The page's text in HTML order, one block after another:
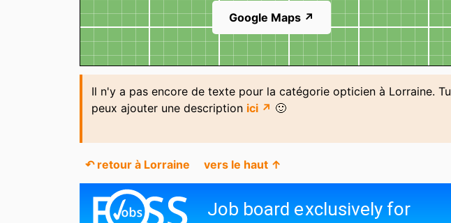
Google Maps ↗
Il n'y a pas encore de texte pour la catégorie opticien à Lorraine. Tu
peux ajouter une description ici ↗ 🙂
↶ retour à Lorraine vers le haut ↑